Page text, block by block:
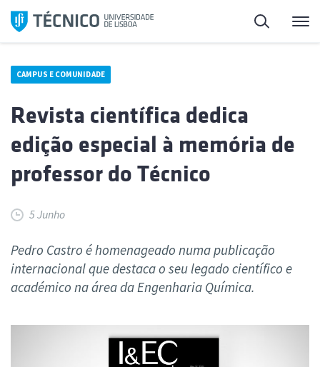
Saltar
para
Pesquisa
CAMPUS E COMUNIDADE
Revista científica dedica
edição especial à memória de
professor do Técnico
5 Junho
Pedro Castro é homenageado numa publicação
internacional que destaca o seu legado científico e
académico na área da Engenharia Química.